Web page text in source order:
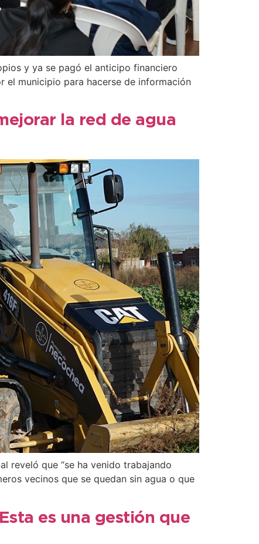
y ya se pagó el anticipo financiero
el municipio para hacerse de información
la red de agua
reveló que “se ha venido trabajando
vecinos que se quedan sin agua o que
es una gestión que